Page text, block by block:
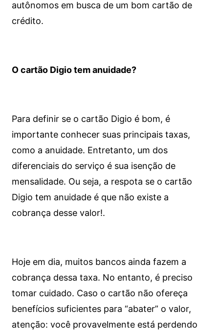
autônomos em busca de um bom cartão de
crédito.
O cartão Digio tem anuidade?
Para definir se o cartão Digio é bom, é
importante conhecer suas principais taxas,
como a anuidade. Entretanto, um dos
diferenciais do serviço é sua isenção de
mensalidade. Ou seja, a respota se o cartão
Digio tem anuidade é que não existe a
cobrança desse valor!.
Hoje em dia, muitos bancos ainda fazem a
cobrança dessa taxa. No entanto, é preciso
tomar cuidado. Caso o cartão não ofereça
benefícios suficientes para “abater” o valor,
atenção: você provavelmente está perdendo